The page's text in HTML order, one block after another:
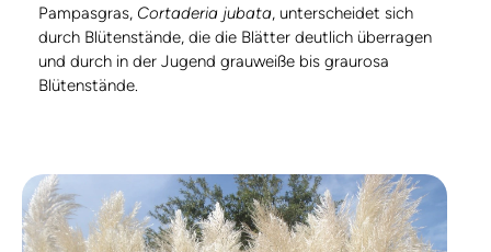
Pampasgras, Cortaderia jubata, unterscheidet sich
durch Blütenstände, die die Blätter deutlich überragen
und durch in der Jugend grauweiße bis graurosa
Blütenstände.